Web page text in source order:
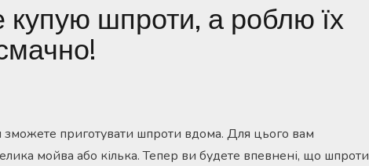
купую шпроти, а роблю їх
приготувати шпроти вдома. Для цього вам
мойва або кілька. Тепер ви будете впевнені, що шпроти